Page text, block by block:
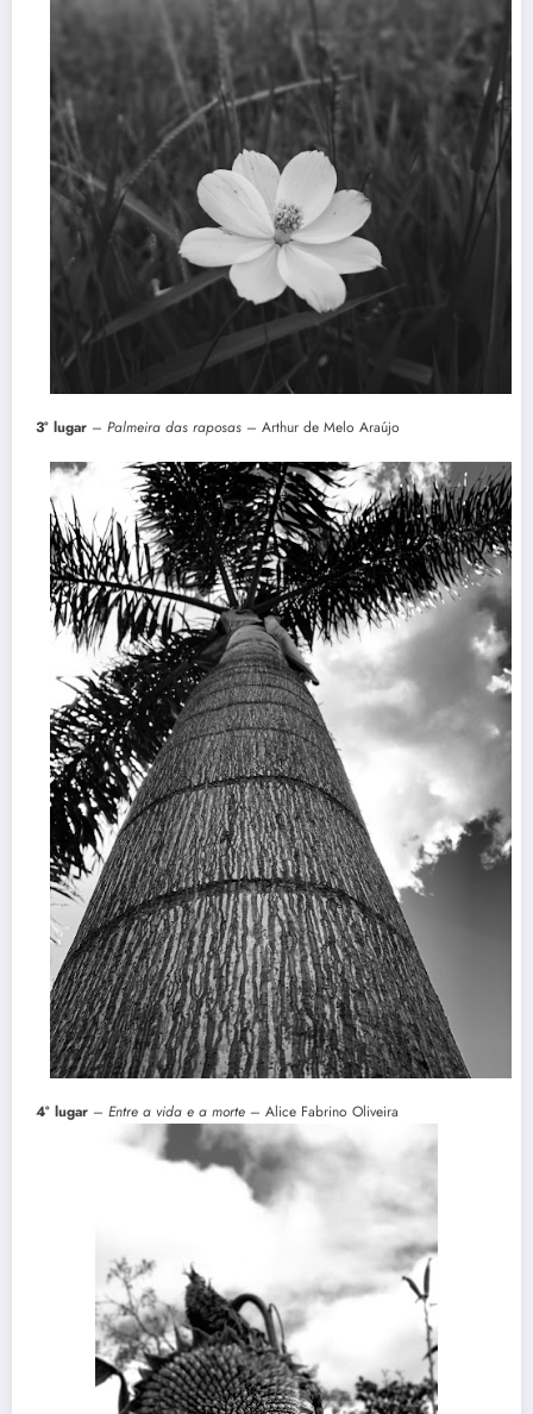
3° lugar – Palmeira das raposas – Arthur de Melo Araújo
4° lugar – Entre a vida e a morte – Alice Fabrino Oliveira